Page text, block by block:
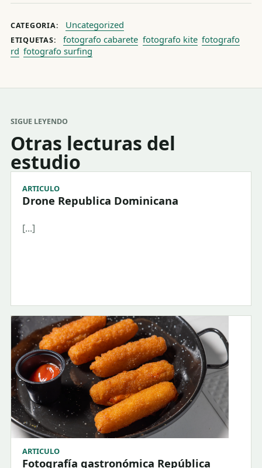
CATEGORIA: Uncategorized
ETIQUETAS: fotografo cabarete fotografo kite fotografo
rd fotografo surfing
SIGUE LEYENDO
Otras lecturas del
estudio
ARTICULO
Drone Republica Dominicana
[...]
ARTICULO
Fotografía gastronómica República